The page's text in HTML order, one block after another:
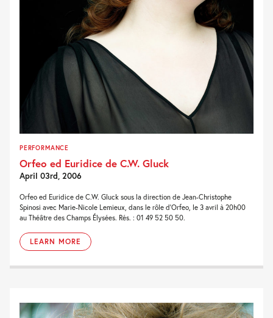
PERFORMANCE
Orfeo ed Euridice de C.W. Gluck
April 03rd, 2006
Orfeo ed Euridice de C.W. Gluck sous la direction de Jean-Christophe
Spinosi avec Marie-Nicole Lemieux, dans le rôle d'Orfeo, le 3 avril à 20h00
au Théâtre des Champs Élysées. Rés. : 01 49 52 50 50.
LEARN MORE